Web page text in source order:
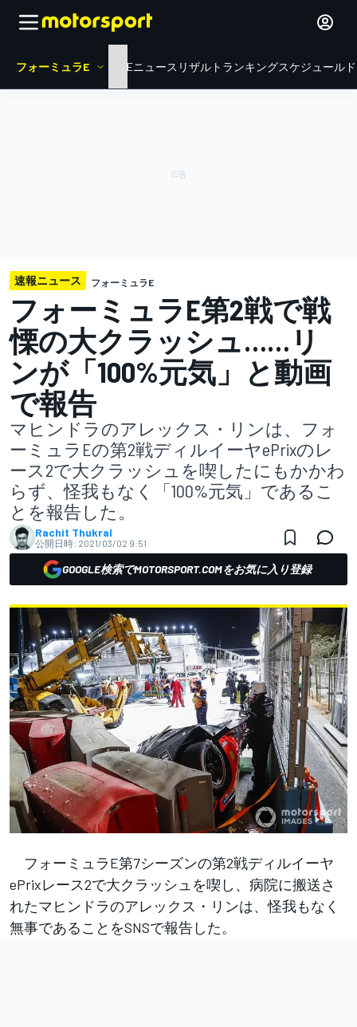
フォーミュラE HOMEニュース リザルト ランキングスケジュール
速報ニュース フォーミュラE
フォーミュラE第2戦で戦
慄の大クラッシュ……リ
ンが「100%元気」と動画
で報告
マヒンドラのアレックス・リンは、フォ
ーミュラEの第2戦ディルイーヤePrixのレ
ース2で大クラッシュを喫したにもかかわ
らず、怪我もなく「100%元気」であるこ
とを報告した。
Rachit Thukral
公開日時: 2021/03/02 9:51
GOOGLE検索でMOTORSPORT.COMをお気に入り登録
フォーミュラE第7シーズンの第2戦ディルイーヤ
ePrixレース2で大クラッシュを喫し、病院に搬送さ
れたマヒンドラのアレックス・リンは、怪我もなく
無事であることをSNSで報告した。